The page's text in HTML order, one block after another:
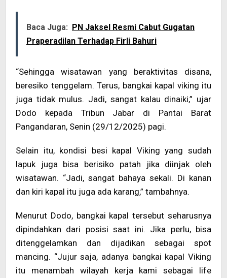
Baca Juga: PN Jaksel Resmi Cabut Gugatan
Praperadilan Terhadap Firli Bahuri
“Sehingga wisatawan yang beraktivitas disana,
beresiko tenggelam. Terus, bangkai kapal viking itu
juga tidak mulus. Jadi, sangat kalau dinaiki,” ujar
Dodo kepada Tribun Jabar di Pantai Barat
Pangandaran, Senin (29/12/2025) pagi.
Selain itu, kondisi besi kapal Viking yang sudah
lapuk juga bisa berisiko patah jika diinjak oleh
wisatawan. “Jadi, sangat bahaya sekali. Di kanan
dan kiri kapal itu juga ada karang,” tambahnya.
Menurut Dodo, bangkai kapal tersebut seharusnya
dipindahkan dari posisi saat ini. Jika perlu, bisa
ditenggelamkan dan dijadikan sebagai spot
mancing. “Jujur saja, adanya bangkai kapal Viking
itu menambah wilayah kerja kami sebagai life